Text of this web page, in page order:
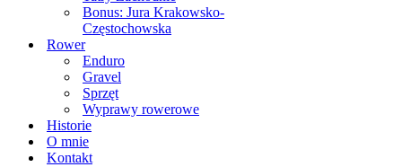
Bonus: Jura Krakowsko-
Częstochowska
Rower
Enduro
Gravel
Sprzęt
Wyprawy rowerowe
Historie
O mnie
Kontakt